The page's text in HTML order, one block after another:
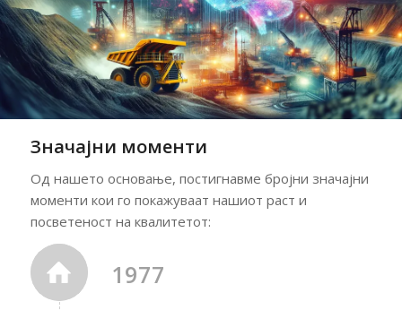
Значајни моменти
Од нашето основање, постигнавме бројни значајни
моменти кои го покажуваат нашиот раст и
посветеност на квалитетот:
1977